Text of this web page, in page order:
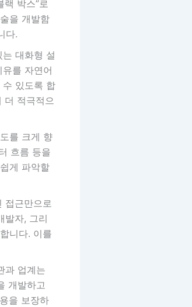
박스”로
을 개발함
다.
대화형 설
를 자연어
수 있도록 합
더 적극적으
를 크게 향
흐름 등을
게 파악할
접근만으로
발자, 그리
니다. 이를
과 업계는
개발하고
을 보장하